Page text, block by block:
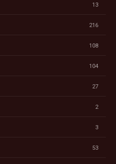
13
216
108
104
27
2
3
53